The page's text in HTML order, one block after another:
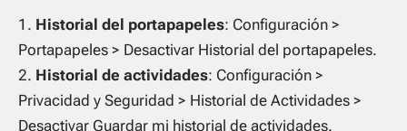
Historial del portapapeles: Configuración >
Portapapeles > Desactivar Historial del portapapeles.
Historial de actividades: Configuración >
Privacidad y Seguridad > Historial de Actividades >
Desactivar Guardar mi historial de actividades.